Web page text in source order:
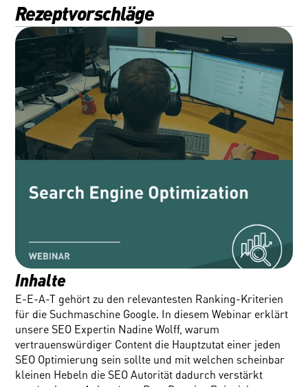
Rezeptvorschläge
Inhalte
E-E-A-T gehört zu den relevantesten Ranking-Kriterien
für die Suchmaschine Google. In diesem Webinar erklärt
unsere SEO Expertin Nadine Wolff, warum
vertrauenswürdiger Content die Hauptzutat einer jeden
SEO Optimierung sein sollte und mit welchen scheinbar
kleinen Hebeln die SEO Autorität dadurch verstärkt